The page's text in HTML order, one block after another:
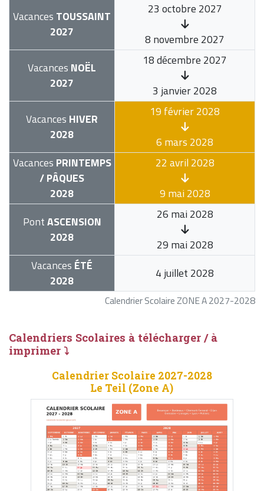
Calendrier Scolaire ZONE A 2027-2028
Vacances TOUSSAINT
2027
23 octobre 2027
8 novembre 2027
Vacances NOËL
2027
18 décembre 2027
3 janvier 2028
Vacances HIVER
2028
19 février 2028
6 mars 2028
Vacances PRINTEMPS
/ PÂQUES
2028
22 avril 2028
9 mai 2028
PontASCENSION
2028
26 mai 2028
29 mai 2028
Vacances ÉTÉ
2028
4 juillet 2028
Calendriers Scolaires à télécharger / à
imprimer ⤵
Calendrier Scolaire 2027-2028
Le Teil (Zone A)